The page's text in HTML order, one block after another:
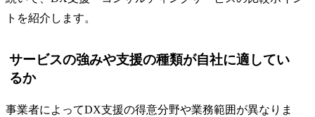
トを紹介します。
サービスの強みや支援の種類が自社に適してい
るか
事業者によってDX支援の得意分野や業務範囲が異なりま